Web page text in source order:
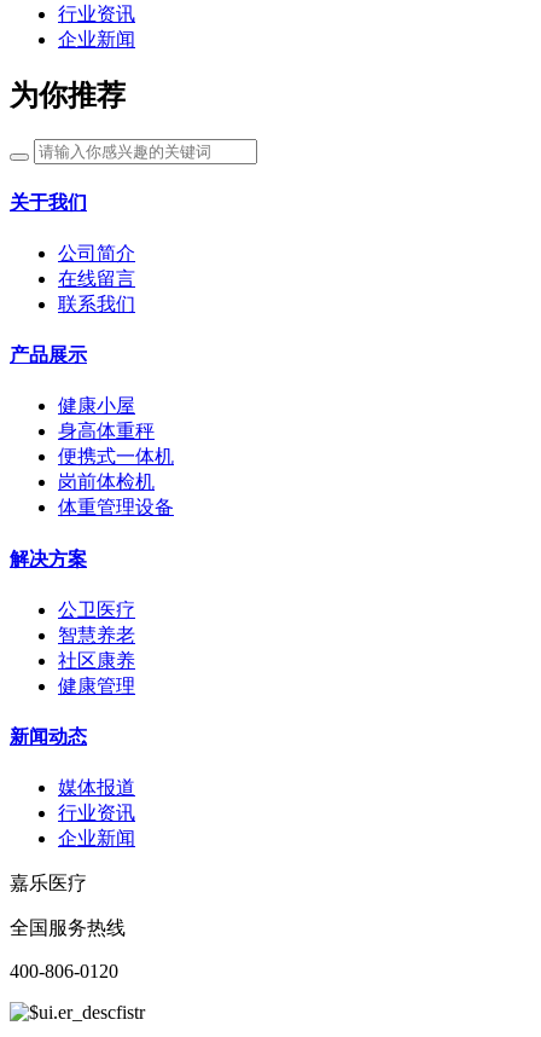
行业资讯
企业新闻
为你推荐
关于我们
公司简介
在线留言
联系我们
产品展示
健康小屋
身高体重秤
便携式一体机
岗前体检机
体重管理设备
解决方案
公卫医疗
智慧养老
社区康养
健康管理
新闻动态
媒体报道
行业资讯
企业新闻
嘉乐医疗
全国服务热线
400-806-0120